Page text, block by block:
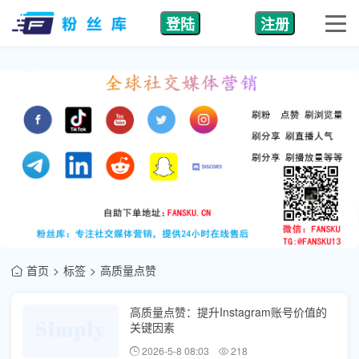
登陆 注册
首页 标签 高质量点赞
高质量点赞：提升Instagram账号价值的
关键因素
2026-5-8 08:03 218